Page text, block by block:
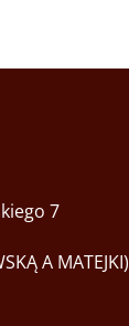
7
A MATEJKI)